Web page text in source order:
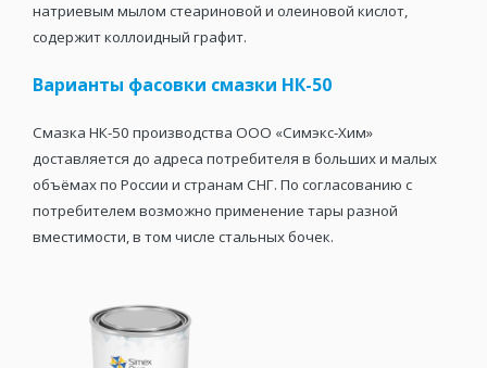
натриевым мылом стеариновой и олеиновой кислот,
содержит коллоидный графит.
Варианты фасовки смазки НК-50
Смазка НК-50 производства ООО «Симэкс-Хим»
доставляется до адреса потребителя в больших и малых
объёмах по России и странам СНГ. По согласованию с
потребителем возможно применение тары разной
вместимости, в том числе стальных бочек.